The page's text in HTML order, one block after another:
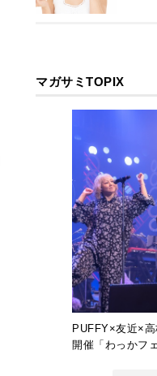
マガサミTOPIX
PUFFY×友近×
開催「わっかフ